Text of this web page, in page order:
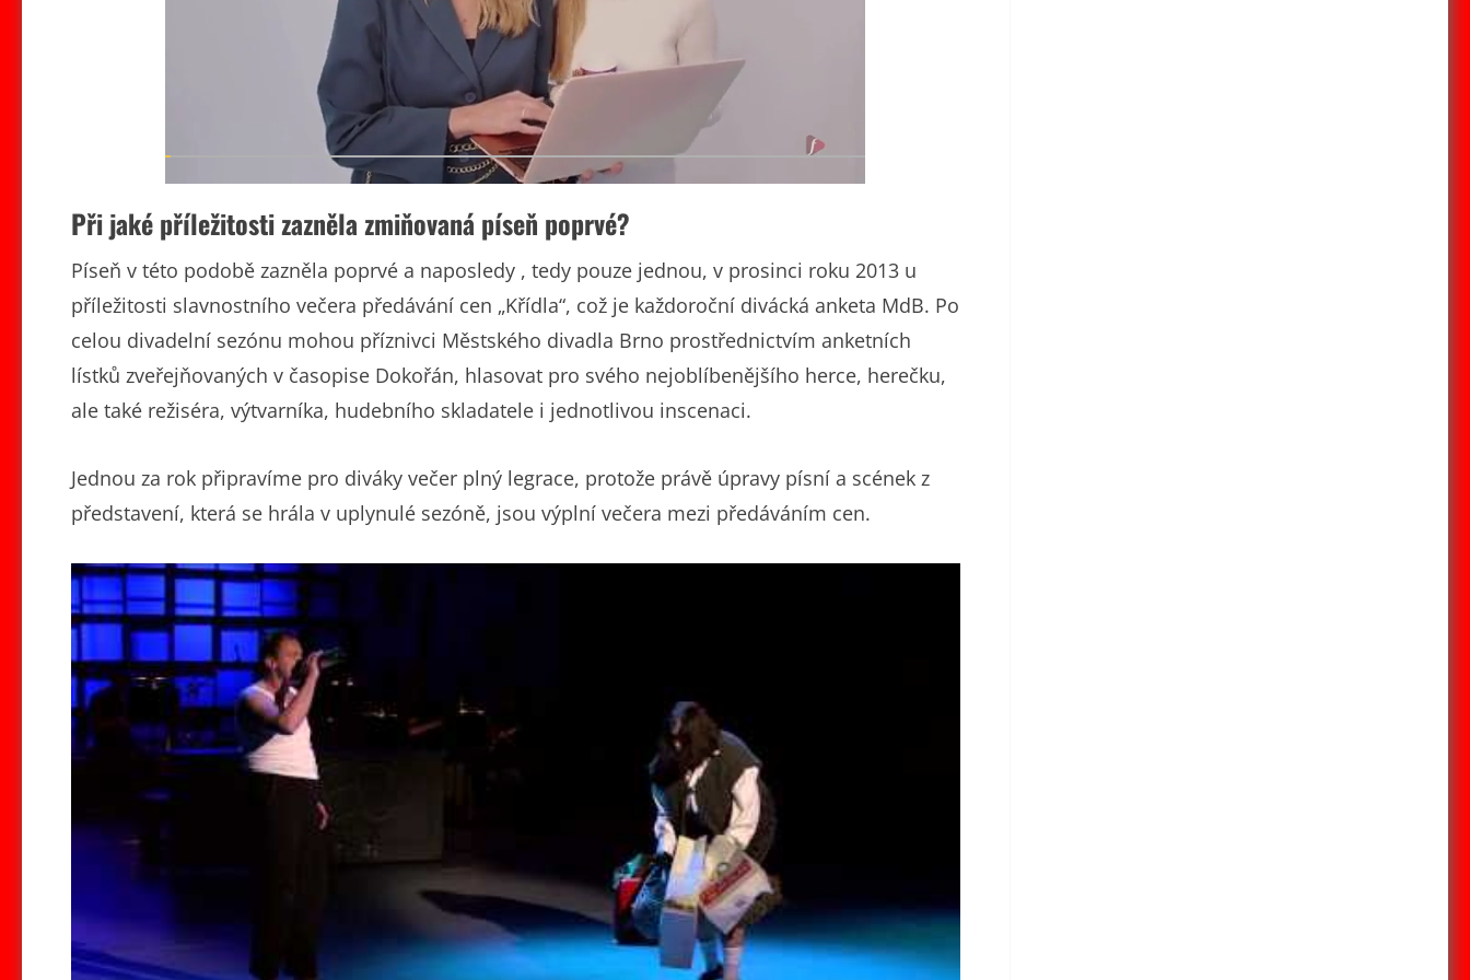
Při jaké příležitosti zazněla zmiňovaná píseň poprvé?
Píseň v této podobě zazněla poprvé a naposledy , tedy pouze jednou, v prosinci roku 2013 u
příležitosti slavnostního večera předávání cen „Křídla“, což je každoroční divácká anketa MdB. Po
celou divadelní sezónu mohou příznivci Městského divadla Brno prostřednictvím anketních
lístků zveřejňovaných v časopise Dokořán, hlasovat pro svého nejoblíbenějšího herce, herečku,
ale také režiséra, výtvarníka, hudebního skladatele i jednotlivou inscenaci.
Jednou za rok připravíme pro diváky večer plný legrace, protože právě úpravy písní a scének z
představení, která se hrála v uplynulé sezóně, jsou výplní večera mezi předáváním cen.